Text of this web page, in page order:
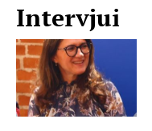
Intervjui